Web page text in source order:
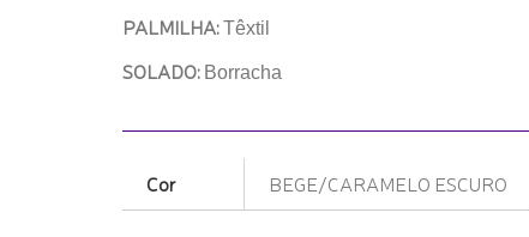
PALMILHA:Têxtil
SOLADO: Borracha
Cor BEGE/CARAMELO ESCURO